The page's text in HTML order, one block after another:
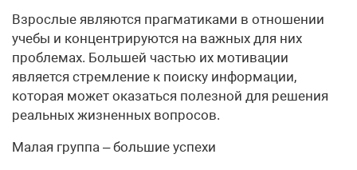
Взрослые являются прагматиками в отношении
учебы и концентрируются на важных для них
проблемах. Большей частью их мотивации
является стремление к поиску информации,
которая может оказаться полезной для решения
реальных жизненных вопросов.
Малая группа – большие успехи